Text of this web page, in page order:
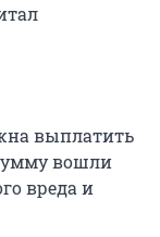
выплатить
вошли
вреда и